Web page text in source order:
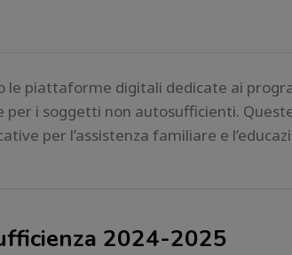
le piattaforme digitali dedicate ai
per i soggetti non autosufficienti.
per l’assistenza familiare e
2024-2025